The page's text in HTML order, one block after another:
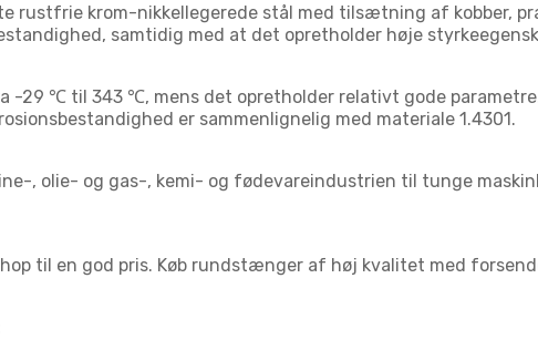
rustfrie krom-nikkellegerede stål med tilsætning af kobber,
samtidig med at det opretholder høje
29 ℃ til 343 ℃, mens det opretholder relativt gode
er sammenlignelig med materiale 1.4301.
, olie- og gas-, kemi- og fødevareindustrien til tunge
til en god pris. Køb rundstænger af høj kvalitet med